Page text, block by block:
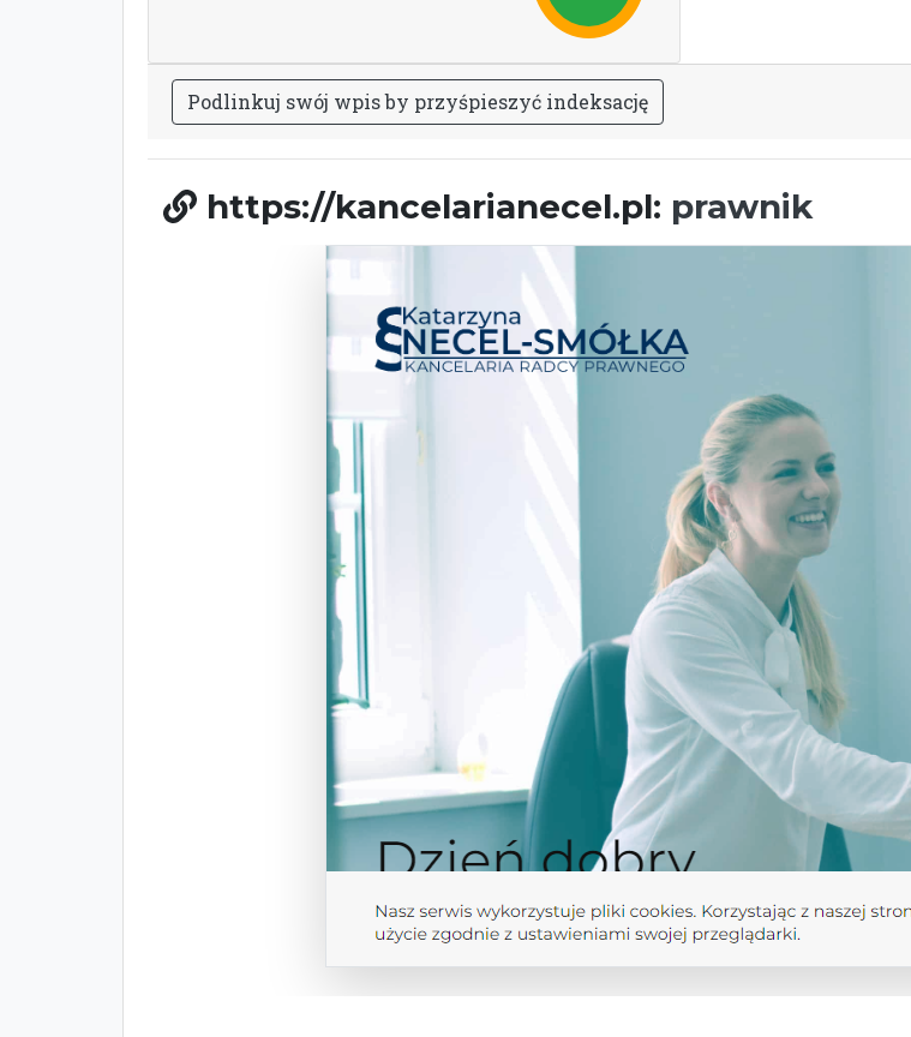
Podlinkuj swój wpisby przyśpieszyć indeksację
https://kancelarianecel.pl: prawnik